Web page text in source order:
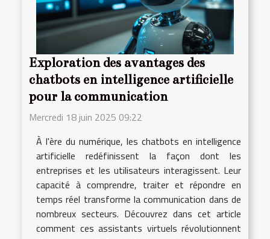
Exploration des avantages des
chatbots en intelligence artificielle
pour la communication
Mercredi 18 juin 2025 09:22
À l'ère du numérique, les chatbots en intelligence
artificielle redéfinissent la façon dont les
entreprises et les utilisateurs interagissent. Leur
capacité à comprendre, traiter et répondre en
temps réel transforme la communication dans de
nombreux secteurs. Découvrez dans cet article
comment ces assistants virtuels révolutionnent